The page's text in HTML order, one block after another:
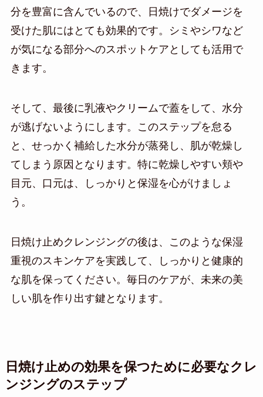
分を豊富に含んでいるので、日焼けでダメージを
受けた肌にはとても効果的です。シミやシワなど
が気になる部分へのスポットケアとしても活用で
きます。
そして、最後に乳液やクリームで蓋をして、水分
が逃げないようにします。このステップを怠る
と、せっかく補給した水分が蒸発し、肌が乾燥し
てしまう原因となります。特に乾燥しやすい頬や
目元、口元は、しっかりと保湿を心がけましょ
う。
日焼け止めクレンジングの後は、このような保湿
重視のスキンケアを実践して、しっかりと健康的
な肌を保ってください。毎日のケアが、未来の美
しい肌を作り出す鍵となります。
日焼け止めの効果を保つために必要なクレ
ンジングのステップ